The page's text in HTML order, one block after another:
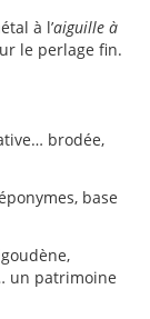
à l’aiguille à
le perlage fin.
brodée,
base
un patrimoine